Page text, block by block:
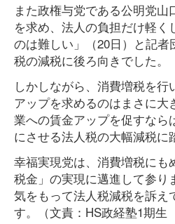
また政権与党である公明党山
を求め、法人の負担だけ軽く
のは難しい」（20日）と記者
税の減税に後ろ向きでした。
しかしながら、消費増税を
アップを求めるのはまさに大
業への賃金アップを促すなら
にさせる法人税の大幅減税に
幸福実現党は、消費増税にも
税金」の実現に邁進して参り
気をもって法人税減税を訴え
す。（文責：HS政経塾1期生